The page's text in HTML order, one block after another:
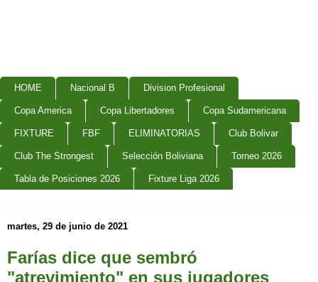
HOME Nacional B Division Profesional
Copa America Copa Libertadores Copa Sudamericana
FIXTURE FBF ELIMINATORIAS Club Bolivar
Club The Strongest Selección Boliviana Torneo 2026
Tabla de Posiciones 2026 Fixture Liga 2026
martes, 29 de junio de 2021
Farías dice que sembró
"atrevimiento" en sus jugadores